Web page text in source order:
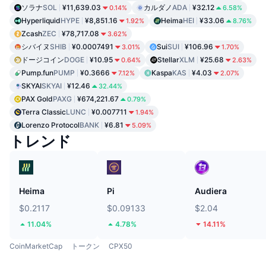
ソラナSOL ¥11,639.03 0.14% カルダノADA ¥32.12 6.58%
HyperliquidHYPE ¥8,851.16 1.92% HeimaHEI ¥33.06 8.76%
ZcashZEC ¥78,717.08 3.62%
シバイヌ SHIB ¥0.0007491 3.01% SuiSUI ¥106.96 1.70%
ドージコインDOGE ¥10.95 0.64% StellarXLM ¥25.68 2.63%
Pump.funPUMP ¥0.3666 7.12% KaspaKAS ¥4.03 2.07%
SKYAISKYAI ¥12.46 32.44%
PAX GoldPAXG ¥674,221.67 0.79%
Terra ClassicLUNC ¥0.007711 1.94%
Lorenzo ProtocolBANK ¥6.81 5.09%
トレンド
Heima
$0.2117
11.04%
Pi
$0.09133
4.78%
Audiera
$2.04
14.11%
CoinMarketCap トークン CPX50